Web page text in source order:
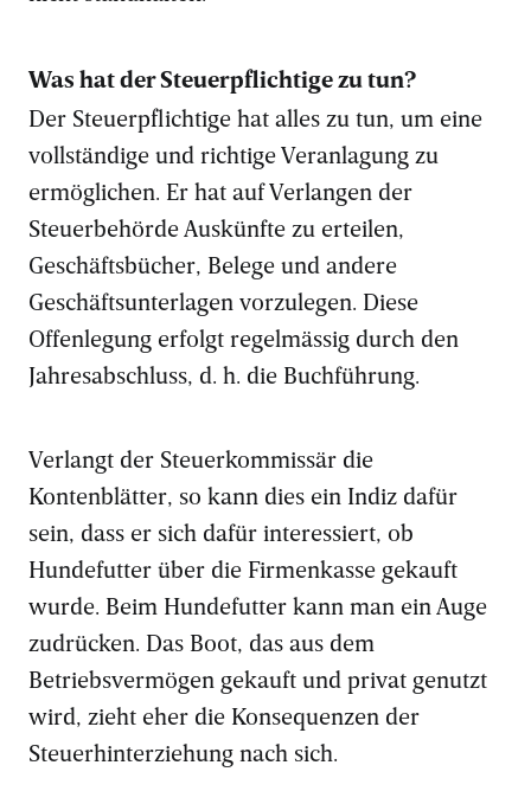
Was hat der Steuerpflichtige zu tun?
Der Steuerpflichtige hat alles zu tun, um eine
vollständige und richtige Veranlagung zu
ermöglichen. Er hat auf Verlangen der
Steuerbehörde Auskünfte zu erteilen,
Geschäftsbücher, Belege und andere
Geschäftsunterlagen vorzulegen. Diese
Offenlegung erfolgt regelmässig durch den
Jahresabschluss, d. h. die Buchführung.
Verlangt der Steuerkommissär die
Kontenblätter, so kann dies ein Indiz dafür
sein, dass er sich dafür interessiert, ob
Hundefutter über die Firmenkasse gekauft
wurde. Beim Hundefutter kann man ein Auge
zudrücken. Das Boot, das aus dem
Betriebsvermögen gekauft und privat genutzt
wird, zieht eher die Konsequenzen der
Steuerhinterziehung nach sich.